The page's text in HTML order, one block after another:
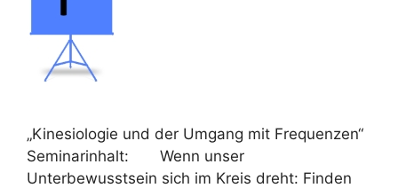
„Kinesiologie und der Umgang mit Frequenzen“
Seminarinhalt: Wenn unser
Unterbewusstsein sich im Kreis dreht: Finden